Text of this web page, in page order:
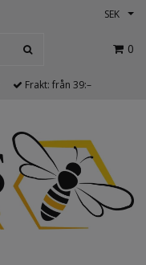
SEK
0
Frakt: från 39:–